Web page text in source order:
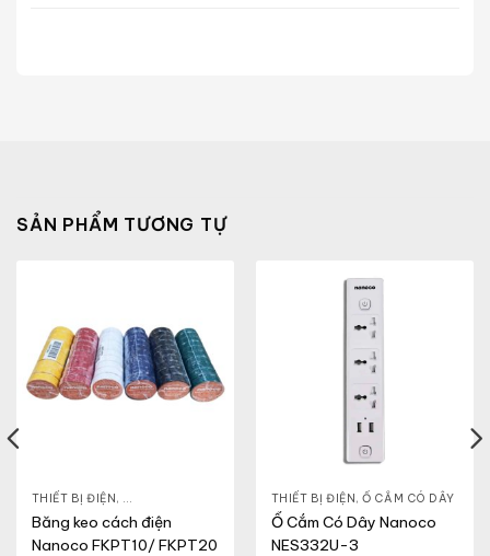
SẢN PHẨM TƯƠNG TỰ
THIẾT BỊ ĐIỆN,
Băng keo cách điện
Nanoco FKPT10/ FKPT20
THIẾT BỊ ĐIỆN,Ổ CẮM CÓ DÂY
Ổ Cắm Có Dây Nanoco
NES332U-3